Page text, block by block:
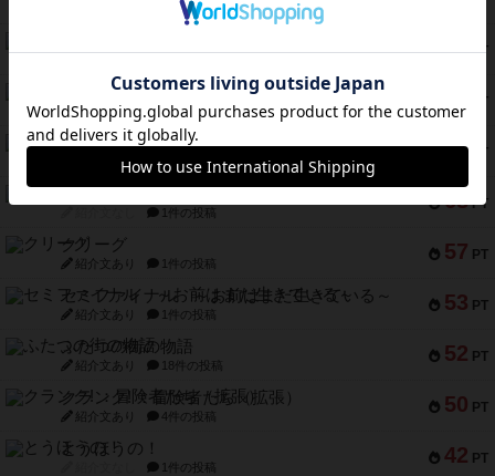
8件の投稿
79 PT
PT
キャプテン・フリップ：イスラ・ボンバ
紹介文なし 2件の投稿
70 PT
メメントオンラインタクティクス
紹介文あり 4件の投稿
68 PT
1件の投稿
57 PT
クリーグ
紹介文あり 1件の投稿
53 PT
セミファイナル ～お前はまだ生きている～
紹介文あり 1件の投稿
52 PT
ふたつの街の物語
紹介文あり 18件の投稿
50 PT
クランク! ：冒険者たち（拡張）
紹介文あり 4件の投稿
42 PT
とうほうの！
1件の投稿